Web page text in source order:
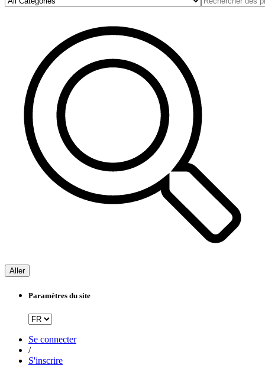
Aller
Paramètres du site
Se connecter
/
S'inscrire